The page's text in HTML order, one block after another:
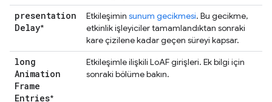
presentation
Delay*
Etkileşimin sunum gecikmesi. Bu gecikme,
etkinlik işleyiciler tamamlandıktan sonraki
kare çizilene kadar geçen süreyi kapsar.
long
Animation
Frame
Entries*
Etkileşimle ilişkili LoAF girişleri. Ek bilgi için
sonraki bölüme bakın.